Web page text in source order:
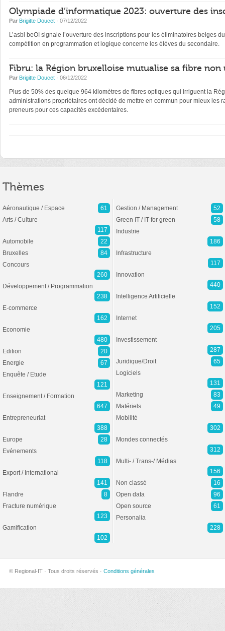
Olympiade d’informatique 2023: ouverture des
Par Brigitte Doucet · 07/12/2022
L’asbl beOI signale l’ouverture des inscriptions pour les éliminatoires belges
compétition en programmation et logique concerne les élèves du secondaire.
Fibru: la Région bruxelloise mutualise sa fibre non
Par Brigitte Doucet · 06/12/2022
Plus de 50% des quelque 964 kilomètres de fibres optiques qui irriguent la
administrations propriétaires ont décidé de mettre en commun pour mieux les
preneurs pour ces capacités excédentaires.
Thèmes
Aéronautique / Espace
61
Arts / Culture
117
Automobile
22
Bruxelles
84
Concours
260
Développement / Programmation
238
E-commerce
162
Economie
480
Edition
20
Energie
67
Enquête / Etude
121
Enseignement / Formation
647
Entrepreneuriat
388
Europe
28
Evénements
118
Export / International
141
Flandre
8
Fracture numérique
123
Gamification
102
Gestion / Management
52
Green IT / IT for green
58
Industrie
186
Infrastructure
117
Innovation
440
Intelligence Artificielle
152
Internet
205
Investissement
287
Juridique/Droit
65
Logiciels
131
Marketing
83
Matériels
49
Mobilité
302
Mondes connectés
312
Multi- / Trans-/ Médias
156
Non classé
16
Open data
96
Open source
61
Personalia
228
© Regional-IT · Tous droits réservés · Conditions générales